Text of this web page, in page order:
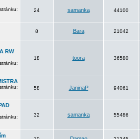
24 samanka 44100
8 Bara 21042
RW
18 toora 36580
58 JaninaP 94061
32 samanka 55486